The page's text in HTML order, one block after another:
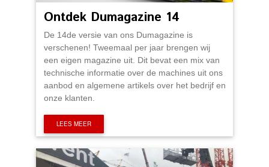
Ontdek Dumagazine 14
De 14de versie van ons Dumagazine is
verschenen! Tweemaal per jaar brengen wij
een eigen magazine uit. Dit bevat een mix van
technische informatie over de machines uit ons
aanbod en algemene artikels over het bedrijf en
onze klanten.
LEES MEER